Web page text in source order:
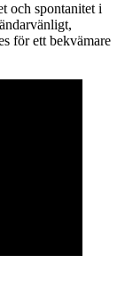
och spontanitet i
för ett bekvämare